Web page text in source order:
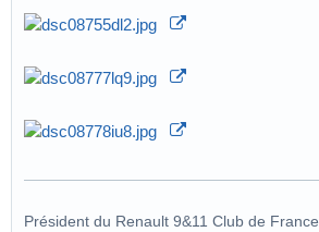
Président du Renault 9&11 Club de France